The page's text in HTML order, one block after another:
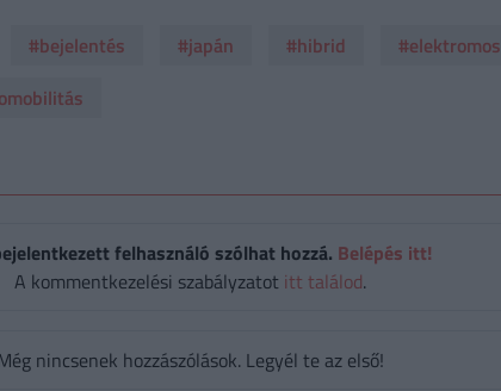
#bejelentés #japán #hibrid #elektromos
felhasználó szólhat hozzá. Belépés itt!
A kommentkezelési szabályzatot itt találod.
nincsenek hozzászólások. Legyél te az első!